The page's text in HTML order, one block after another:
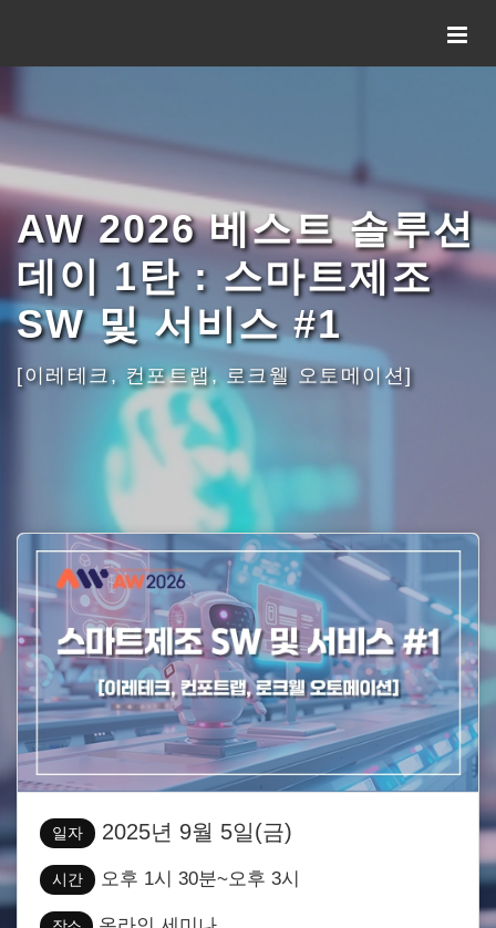
AW 2026 베스트 솔루션
데이 1탄 : 스마트제조
SW 및 서비스 #1
[이레테크, 컨포트랩, 로크웰 오토메이션]
일자 2025년 9월 5일(금)
시간 오후 1시 30분~오후 3시